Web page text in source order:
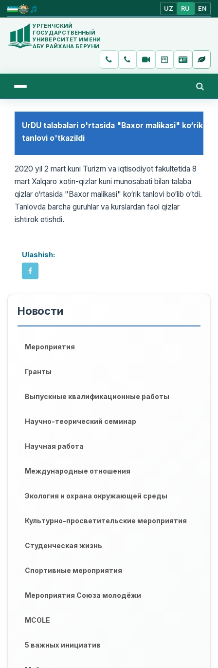
UZ RU EN
УРГЕНЧСКИЙ
ГОСУДАРСТВЕННЫЙ
УНИВЕРСИТЕТ ИМЕНИ
АБУ РАЙХАНА БЕРУНИ
UrDU talabalari o'rtasida "Baxor malikasi" ko‘rik
tanlovi o'tkazildi
2020 yil 2 mart kuni Turizm va iqtisodiyot fakultetida 8
mart Xalqaro xotin-qizlar kuni munosabati bilan talaba
qizlar o‘rtasida "Baxor malikasi" ko‘rik tanlovi bo‘lib o‘tdi.
Tanlovda barcha guruhlar va kurslardan faol qizlar
ishtirok etishdi.
Ulashish:
Новости
Мероприятия
Гранты
Выпускные квалификационные работы
Научно-теорический семинар
Научная работа
Международные отношения
Экология и охрана окружающей среды
Культурно-просветительские мероприятия
Студенческая жизнь
Спортивные мероприятия
Мероприятия Союза молодёжи
MCOLE
5 важных инициатив